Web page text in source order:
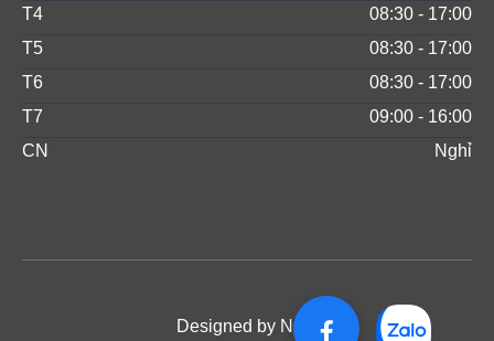
T4
08:30 - 17:00
T5
08:30 - 17:00
T6
08:30 - 17:00
T7
09:00 - 16:00
CN
Nghỉ
Designed by NOS